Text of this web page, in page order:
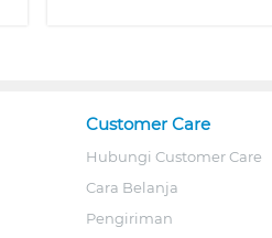
Customer Care
Hubungi Customer Care
Cara Belanja
Pengiriman